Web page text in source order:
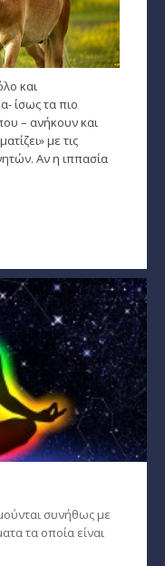
και
ίσως τα πιο
– ανήκουν και
με τις
Αν η ιππασία
συνήθως με
τα οποία είναι